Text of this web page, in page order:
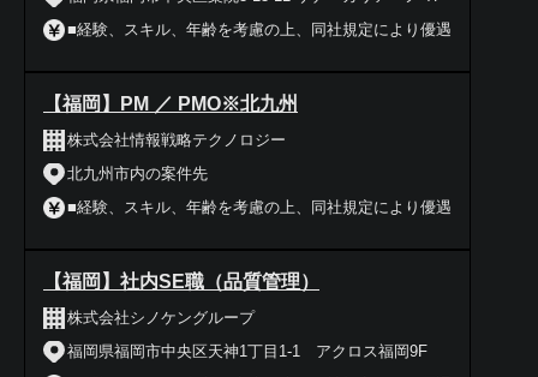
■経験、スキル、年齢を考慮の上、同社規定により優遇
【福岡】PM ／ PMO※北九州
株式会社情報戦略テクノロジー
北九州市内の案件先
■経験、スキル、年齢を考慮の上、同社規定により優遇
【福岡】社内SE職（品質管理）
株式会社シノケングループ
福岡県福岡市中央区天神1丁目1-1 アクロス福岡9F